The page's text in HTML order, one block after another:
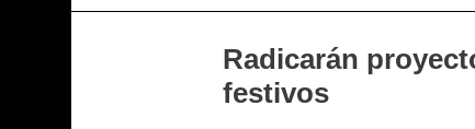
Radicarán
festivos